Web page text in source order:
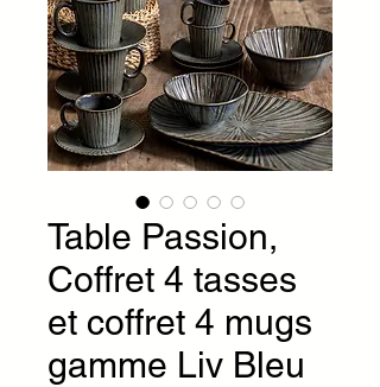
Table Passion,
Coffret 4 tasses
et coffret 4 mugs
gamme Liv Bleu